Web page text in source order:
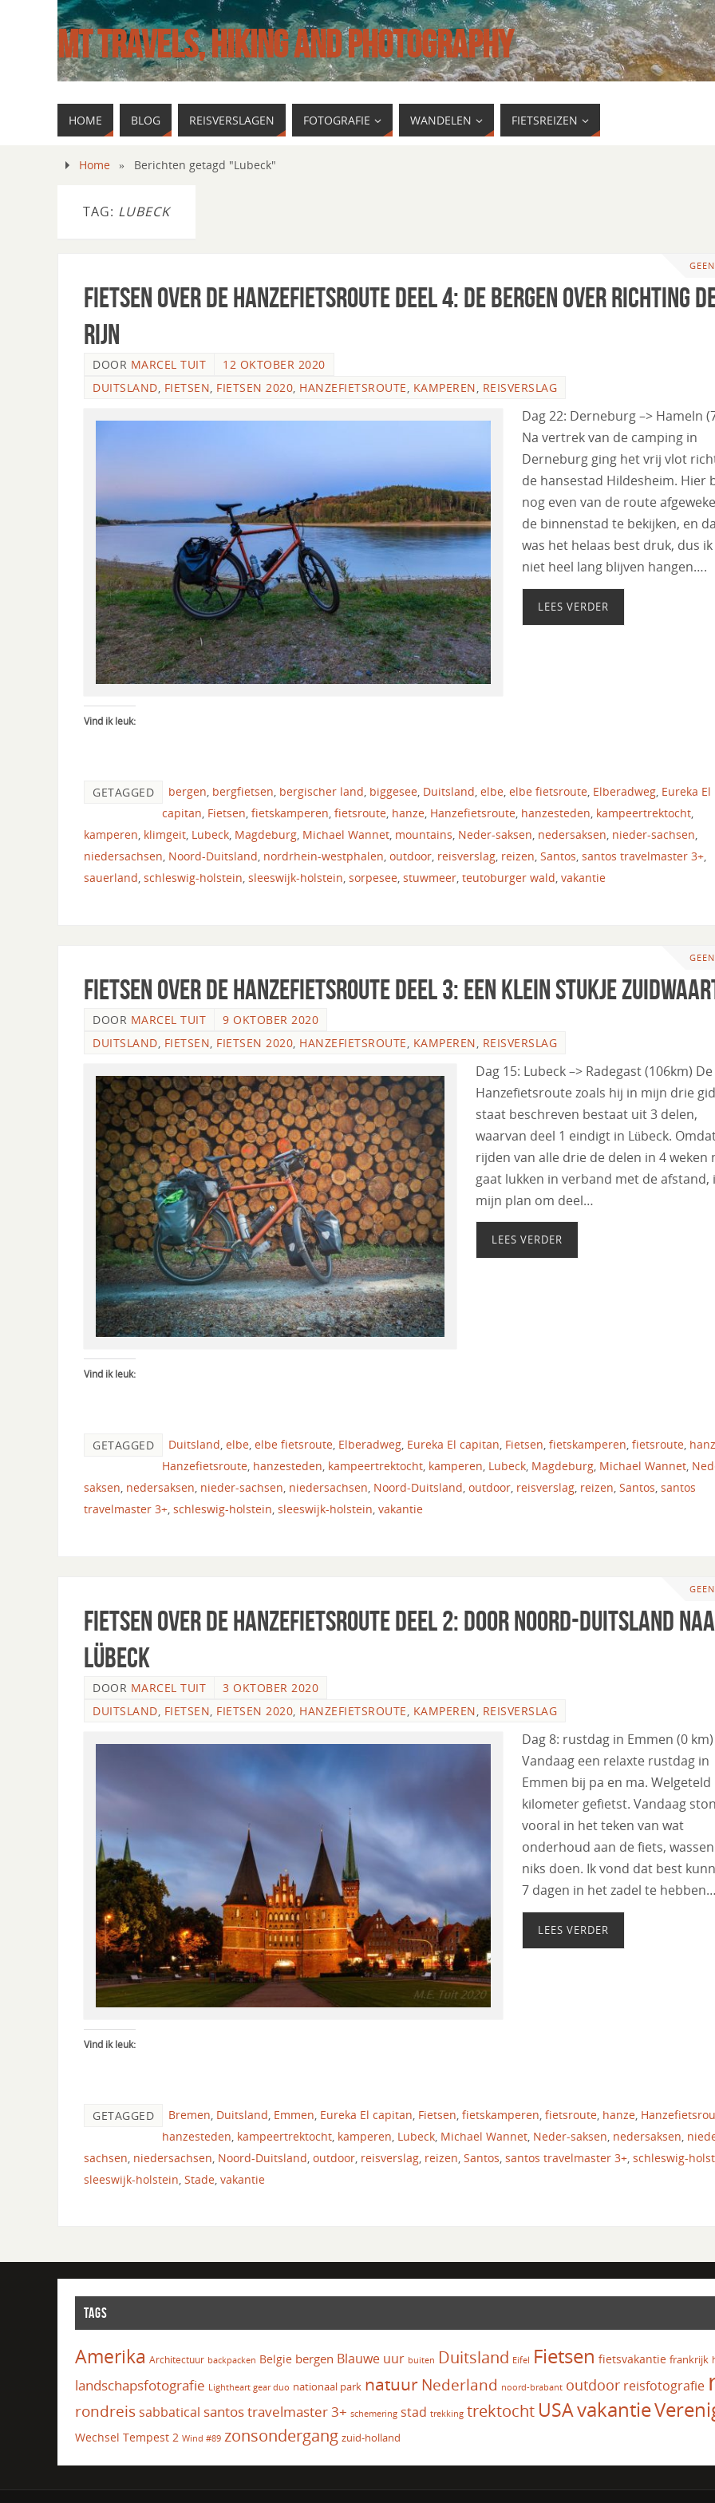
MT TRAVELS, HIKING AND PHOTOGRAPHY
HOME BLOG REISVERSLAGEN FOTOGRAFIE WANDELEN FIETSREIZEN
Home » Berichten getagd "Lubeck"
TAG: LUBECK
Fietsen over de Hanzefietsroute deel 4: de bergen over richting
Rijn
DOOR MARCEL TUIT
12 OKTOBER 2020
DUITSLAND, FIETSEN, FIETSEN 2020, HANZEFIETSROUTE, KAMPEREN, REISVERSLAG
Dag 22: Derneburg –> Hameln
Na vertrek van de camping in
Derneburg ging het vrij vlot
de hansestad Hildesheim. Hier
nog even van de route
de binnenstad te bekijken, en
was het helaas best druk, dus
niet heel lang blijven hangen….
LEES VERDER
Vind ik leuk:
GETAGGED bergen, bergfietsen, bergischer land, biggesee, Duitsland, elbe, elbe fietsroute, Elberadweg, Eureka El
capitan, Fietsen, fietskamperen, fietsroute, hanze, Hanzefietsroute, hanzesteden, kampeertrektocht,
kamperen, klimgeit, Lubeck, Magdeburg, Michael Wannet, mountains, Neder-saksen, nedersaksen, nieder-sachsen,
niedersachsen, Noord-Duitsland, nordrhein-westphalen, outdoor, reisverslag, reizen, Santos, santos travelmaster 3+,
sauerland, schleswig-holstein, sleeswijk-holstein, sorpesee, stuwmeer, teutoburger wald, vakantie
Fietsen over de Hanzefietsroute deel 3: een klein stukje
DOOR MARCEL TUIT
9 OKTOBER 2020
DUITSLAND FIETSEN FIETSEN 2020 HANZEFIETSROUTE KAMPEREN REISVERSLAG
Dag 15: Lubeck –> Radegast (106km) De
Hanzefietsroute zoals hij in mijn drie
staat beschreven bestaat uit 3 delen,
waarvan deel 1 eindigt in Lübeck.
rijden van alle drie de delen in 4 weken
gaat lukken in verband met de afstand,
mijn plan om deel…
LEES VERDER
Vind ik leuk:
GETAGGED Duitsland, elbe, elbe fietsroute, Elberadweg, Eureka El capitan, Fietsen, fietskamperen, fietsroute,
Hanzefietsroute, hanzesteden, kampeertrektocht, kamperen, Lubeck, Magdeburg, Michael Wannet,
saksen, nedersaksen, nieder-sachsen, niedersachsen, Noord-Duitsland, outdoor, reisverslag, reizen, Santos, santos
travelmaster 3+, schleswig-holstein, sleeswijk-holstein, vakantie
Fietsen over de Hanzefietsroute deel 2: Door Noord-Duitsland
Lübeck
DOOR MARCEL TUIT
3 OKTOBER 2020
DUITSLAND FIETSEN FIETSEN 2020 HANZEFIETSROUTE KAMPEREN REISVERSLAG
Dag 8: rustdag in Emmen (0 km)
Vandaag een relaxte rustdag in
Emmen bij pa en ma. Welgeteld
kilometer gefietst. Vandaag
vooral in het teken van wat
onderhoud aan de fiets,
niks doen. Ik vond dat best
7 dagen in het zadel te hebben…
LEES VERDER
Vind ik leuk:
GETAGGED Bremen Duitsland Emmen Eureka El capitan Fietsen fietskamperen fietsroute hanze
hanzesteden kampeertrektocht kamperen Lubeck Michael Wannet Neder-saksen nedersaksen
sachsen niedersachsen Noord-Duitsland outdoor reisverslag reizen Santos santos travelmaster 3+ schleswig-
sleeswijk-holstein Stade vakantie
TAGS
Amerika Architectuur backpacken Belgie bergen Blauwe uur buiten Duitsland Eifel Fietsen fietsvakantie frankrijk
landschapsfotografie Lightheart gear duo nationaal park natuur Nederland noord-brabant outdoor reisfotografie
rondreis sabbatical santos travelmaster 3+ schemering stad trekking trektocht USAvakantie
Wechsel Tempest 2 Wind #89 zonsondergang zuid-holland